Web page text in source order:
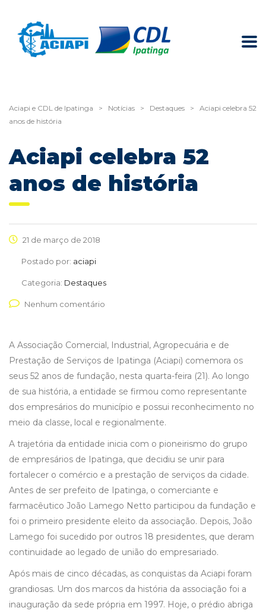
Aciapi e CDL de Ipatinga > Notícias > Destaques >
Aciapi celebra 52
anos de história
Aciapi celebra 52
anos de história
21 de março de 2018
Postado por: aciapi
Categoria: Destaques
Nenhum comentário
A Associação Comercial, Industrial, Agropecuária e de
Prestação de Serviços de Ipatinga (Aciapi) comemora os
seus 52 anos de fundação, nesta quarta-feira (21). Ao longo
de sua história, a entidade se firmou como representante
dos empresários do município e possui reconhecimento no
meio da classe, local e regionalmente.
A trajetória da entidade inicia com o pioneirismo do grupo
de empresários de Ipatinga, que decidiu se unir para
fortalecer o comércio e a prestação de serviços da cidade.
Antes de ser prefeito de Ipatinga, o comerciante e
farmacêutico João Lamego Netto participou da fundação e
foi o primeiro presidente eleito da associação. Depois, João
Lamego foi sucedido por outros 18 presidentes, que deram
continuidade ao legado de união do empresariado.
Após mais de cinco décadas, as conquistas da Aciapi foram
grandiosas. Um dos marcos da história da associação foi a
inauguração da sede própria em 1997. Hoje, o prédio abriga